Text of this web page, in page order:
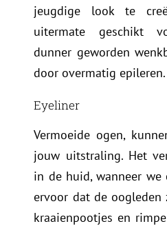
jeugdige look te
uitermate geschikt
dunner geworden
door overmatig epileren.
Eyeliner
Vermoeide ogen,
jouw uitstraling. Het
in de huid, wanneer we
ervoor dat de
kraaienpootjes en